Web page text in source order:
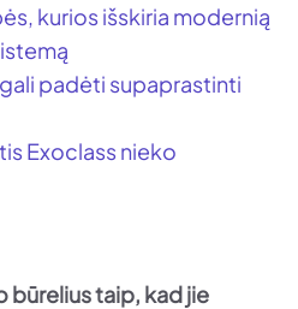
kurios išskiria modernią
padėti supaprastinti
Exoclass nieko
būrelius taip, kad jie